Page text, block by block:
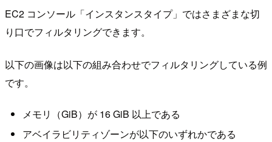
EC2 コンソール「インスタンスタイプ」ではさまざまな切
り口でフィルタリングできます。
以下の画像は以下の組み合わせでフィルタリングしている例
です。
メモリ（GiB）が 16 GiB 以上である
アベイラビリティゾーンが以下のいずれかである